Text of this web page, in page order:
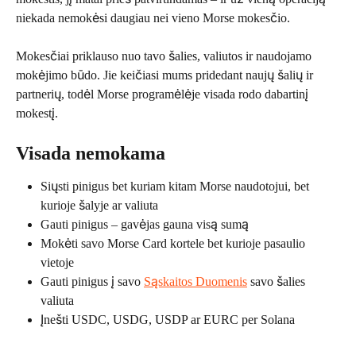
niekada nemokėsi daugiau nei vieno Morse mokesčio.
Mokesčiai priklauso nuo tavo šalies, valiutos ir naudojamo
mokėjimo būdo. Jie keičiasi mums pridedant naujų šalių ir
partnerių, todėl Morse programėlėje visada rodo dabartinį
mokestį.
Visada nemokama
Siųsti pinigus bet kuriam kitam Morse naudotojui, bet
kurioje šalyje ar valiuta
Gauti pinigus – gavėjas gauna visą sumą
Mokėti savo Morse Card kortele bet kurioje pasaulio
vietoje
Gauti pinigus į savo Sąskaitos Duomenis savo šalies
valiuta
Įnešti USDC, USDG, USDP ar EURC per Solana